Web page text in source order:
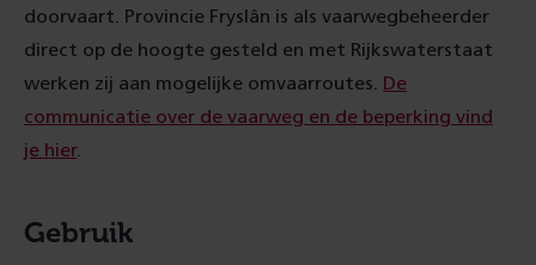
doorvaart. Provincie Fryslân is als vaarwegbeheerder
direct op de hoogte gesteld en met Rijkswaterstaat
werken zij aan mogelijke omvaarroutes. De
communicatie over de vaarweg en de beperking vind
je hier.
Gebruik